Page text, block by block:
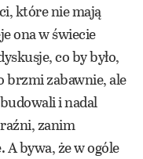
które nie mają
ona w świecie
co by było,
brzmi zabawnie, ale
i nadal
zanim
bywa, że w ogóle